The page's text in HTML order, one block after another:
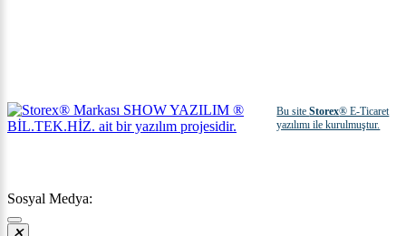
Bu siteStorex® E-Ticaret
yazılımı ile kurulmuştur.
Sosyal Medya: